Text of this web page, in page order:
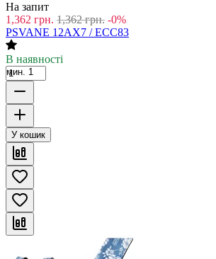
На запит
1,362 грн. 1,362 грн. -0%
PSVANE 12AX7 / ECC83
В наявності
мин. 1
У кошик